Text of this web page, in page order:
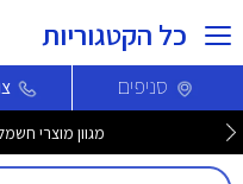
כל הקטגוריות
סניפים
מגוון מוצרי